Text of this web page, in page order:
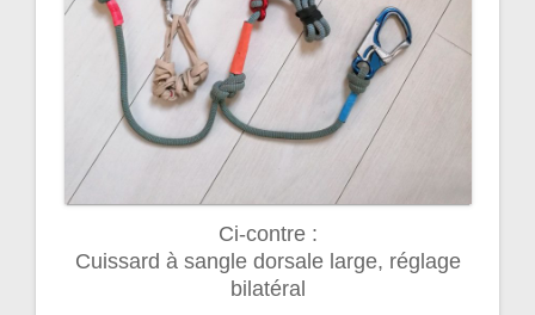
Ci-contre :
Cuissard à sangle dorsale large, réglage
bilatéral